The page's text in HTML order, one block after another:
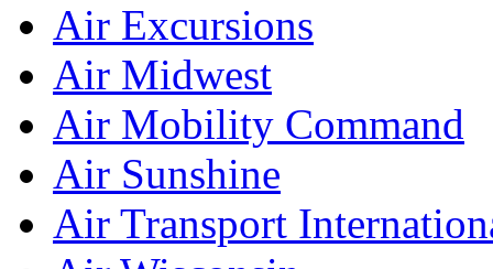
Air Excursions
Air Midwest
Air Mobility Command
Air Sunshine
Air Transport